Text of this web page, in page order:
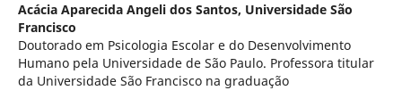
Acácia Aparecida Angeli dos Santos, Universidade São
Francisco
Doutorado em Psicologia Escolar e do Desenvolvimento
Humano pela Universidade de São Paulo. Professora titular
da Universidade São Francisco na graduação